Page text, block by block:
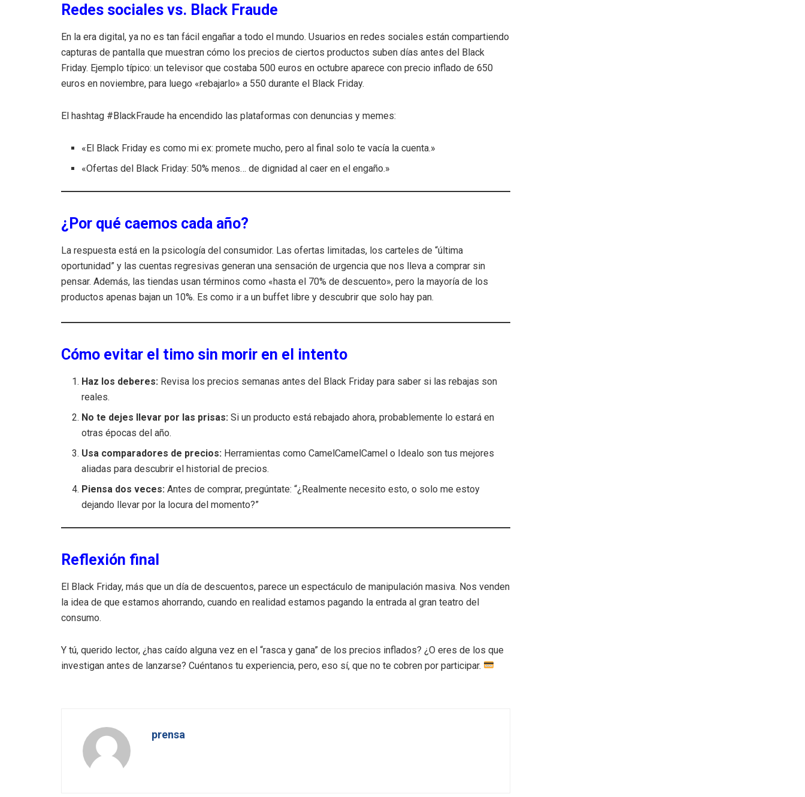
Redes sociales vs. Black Fraude
En la era digital, ya no es tan fácil engañar a todo el mundo. Usuarios en redes sociales están compartiendo
capturas de pantalla que muestran cómo los precios de ciertos productos suben días antes del Black
Friday. Ejemplo típico: un televisor que costaba 500 euros en octubre aparece con precio inflado de 650
euros en noviembre, para luego «rebajarlo» a 550 durante el Black Friday.
El hashtag #BlackFraude ha encendido las plataformas con denuncias y memes:
«El Black Friday es como mi ex: promete mucho, pero al final solo te vacía la cuenta.»
«Ofertas del Black Friday: 50% menos… de dignidad al caer en el engaño.»
¿Por qué caemos cada año?
La respuesta está en la psicología del consumidor. Las ofertas limitadas, los carteles de “última
oportunidad” y las cuentas regresivas generan una sensación de urgencia que nos lleva a comprar sin
pensar. Además, las tiendas usan términos como «hasta el 70% de descuento», pero la mayoría de los
productos apenas bajan un 10%. Es como ir a un buffet libre y descubrir que solo hay pan.
Cómo evitar el timo sin morir en el intento
Haz los deberes: Revisa los precios semanas antes del Black Friday para saber si las rebajas son
reales.
No te dejes llevar por las prisas: Si un producto está rebajado ahora, probablemente lo estará en
otras épocas del año.
Usa comparadores de precios: Herramientas como CamelCamelCamel o Idealo son tus mejores
aliadas para descubrir el historial de precios.
Piensa dos veces: Antes de comprar, pregúntate: “¿Realmente necesito esto, o solo me estoy
dejando llevar por la locura del momento?”
Reflexión final
El Black Friday, más que un día de descuentos, parece un espectáculo de manipulación masiva. Nos venden
la idea de que estamos ahorrando, cuando en realidad estamos pagando la entrada al gran teatro del
consumo.
Y tú, querido lector, ¿has caído alguna vez en el “rasca y gana” de los precios inflados? ¿O eres de los que
investigan antes de lanzarse? Cuéntanos tu experiencia, pero, eso sí, que no te cobren por participar.
prensa